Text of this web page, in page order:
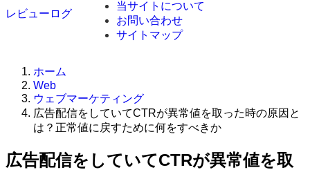
レビューログ
当サイトについて
お問い合わせ
サイトマップ
ホーム
Web
ウェブマーケティング
広告配信をしていてCTRが異常値を取った時の原因と
は？正常値に戻すために何をすべきか
広告配信をしていてCTRが異常値を取